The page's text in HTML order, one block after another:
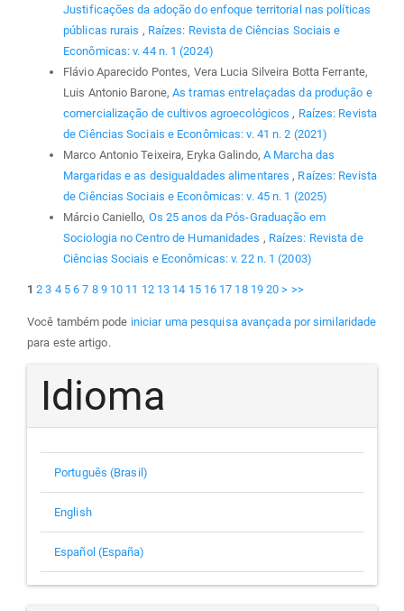
Justificações da adoção do enfoque territorial nas políticas
públicas rurais , Raízes: Revista de Ciências Sociais e
Econômicas: v. 44 n. 1 (2024)
Flávio Aparecido Pontes, Vera Lucia Silveira Botta Ferrante,
Luis Antonio Barone,As tramas entrelaçadas da produção e
comercialização de cultivos agroecológicos , Raízes: Revista
de Ciências Sociais e Econômicas: v. 41 n. 2 (2021)
Marco Antonio Teixeira, Eryka Galindo, A Marcha das
Margaridas e as desigualdades alimentares , Raízes: Revista
de Ciências Sociais e Econômicas: v. 45 n. 1 (2025)
Márcio Caniello, Os 25 anos da Pós-Graduação em
Sociologia no Centro de Humanidades , Raízes: Revista de
Ciências Sociais e Econômicas: v. 22 n. 1 (2003)
1 2 3 4 5 6 7 8 9 10 11 12 13 14 15 16 17 18 19 20 > >>
Você também pode iniciar uma pesquisa avançada por similaridade
para este artigo.
Idioma
Português (Brasil)
English
Español (España)